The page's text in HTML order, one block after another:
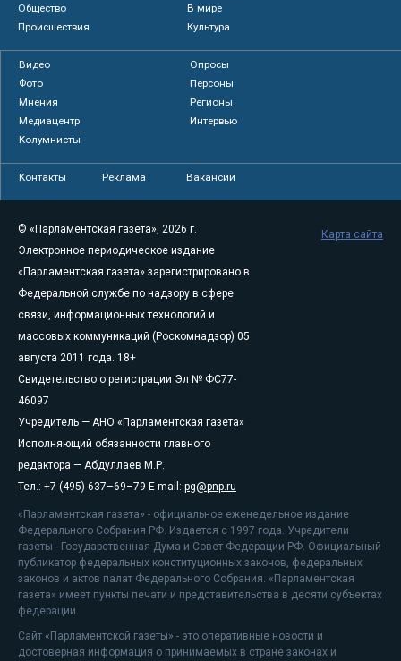
Общество
В мире
Происшествия
Культура
Видео
Опросы
Фото
Персоны
Мнения
Регионы
Медиацентр
Интервью
Колумнисты
Контакты Реклама Вакансии
© «Парламентская газета», 2026 г.
Электронное периодическое издание
«Парламентская газета» зарегистрировано в
Федеральной службе по надзору в сфере
связи, информационных технологий и
массовых коммуникаций (Роскомнадзор) 05
августа 2011 года. 18+
Свидетельство о регистрации Эл № ФС77-
46097
Учредитель — АНО «Парламентская газета»
Исполняющий обязанности главного
редактора — Абдуллаев М.Р.
Тел.: +7 (495) 637–69–79 E-mail: pg@pnp.ru
«Парламентская газета» - официальное еженедельное издание
Федерального Собрания РФ. Издается с 1997 года. Учредители
газеты - Государственная Дума и Совет Федерации РФ. Официальный
публикатор федеральных конституционных законов, федеральных
законов и актов палат Федерального Собрания. «Парламентская
газета» имеет пункты печати и представительства в десяти субъектах
федерации.
Сайт «Парламентской газеты» - это оперативные новости и
достоверная информация о принимаемых в стране законах и
Карта сайта